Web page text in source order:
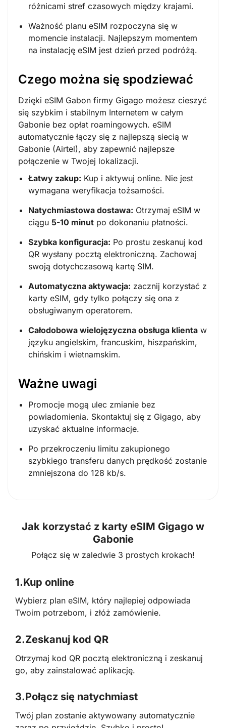
różnicami stref czasowych między krajami.
Ważność planu eSIM rozpoczyna się w
momencie instalacji. Najlepszym momentem
na instalację eSIM jest dzień przed podróżą.
Czego można się spodziewać
Dzięki eSIM Gabon firmy Gigago możesz cieszyć
się szybkim i stabilnym Internetem w całym
Gabonie bez opłat roamingowych. eSIM
automatycznie łączy się z najlepszą siecią w
Gabonie (Airtel), aby zapewnić najlepsze
połączenie w Twojej lokalizacji.
Łatwy zakup: Kup i aktywuj online. Nie jest
wymagana weryfikacja tożsamości.
Natychmiastowa dostawa: Otrzymaj eSIM w
ciągu 5-10 minut po dokonaniu płatności.
Szybka konfiguracja: Po prostu zeskanuj kod
QR wysłany pocztą elektroniczną. Zachowaj
swoją dotychczasową kartę SIM.
Automatyczna aktywacja: zacznij korzystać z
karty eSIM, gdy tylko połączy się ona z
obsługiwanym operatorem.
Całodobowa wielojęzyczna obsługa klienta w
języku angielskim, francuskim, hiszpańskim,
chińskim i wietnamskim.
Ważne uwagi
Promocje mogą ulec zmianie bez
powiadomienia. Skontaktuj się z Gigago, aby
uzyskać aktualne informacje.
Po przekroczeniu limitu zakupionego
szybkiego transferu danych prędkość zostanie
zmniejszona do 128 kb/s.
Jak korzystać z karty eSIM Gigago w
Gabonie
Połącz się w zaledwie 3 prostych krokach!
1.Kup online
Wybierz plan eSIM, który najlepiej odpowiada
Twoim potrzebom, i złóż zamówienie.
2.Zeskanuj kod QR
Otrzymaj kod QR pocztą elektroniczną i zeskanuj
go, aby zainstalować aplikację.
3.Połącz się natychmiast
Twój plan zostanie aktywowany automatycznie